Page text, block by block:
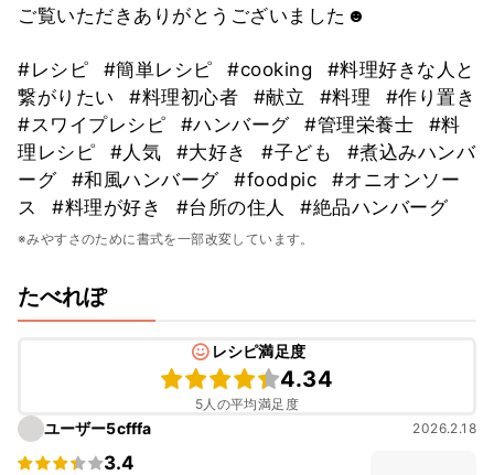
ご覧いただきありがとうございました☻
#レシピ #簡単レシピ #cooking
#料理好きな人と
繋がりたい
#料理初心者 #献立 #料理
#作り置き
#スワイプレシピ
#ハンバーグ #管理栄養士
#料
理レシピ
#人気 #大好き #子ども
#煮込みハンバ
ーグ
#和風ハンバーグ #foodpic
#オニオンソー
ス
#料理が好き #台所の住人 #絶品ハンバーグ
※みやすさのために書式を一部改変しています。
たべれぽ
レシピ満足度
4.34
5人の平均満足度
ユーザー5cfffa 2026.2.18
3.4